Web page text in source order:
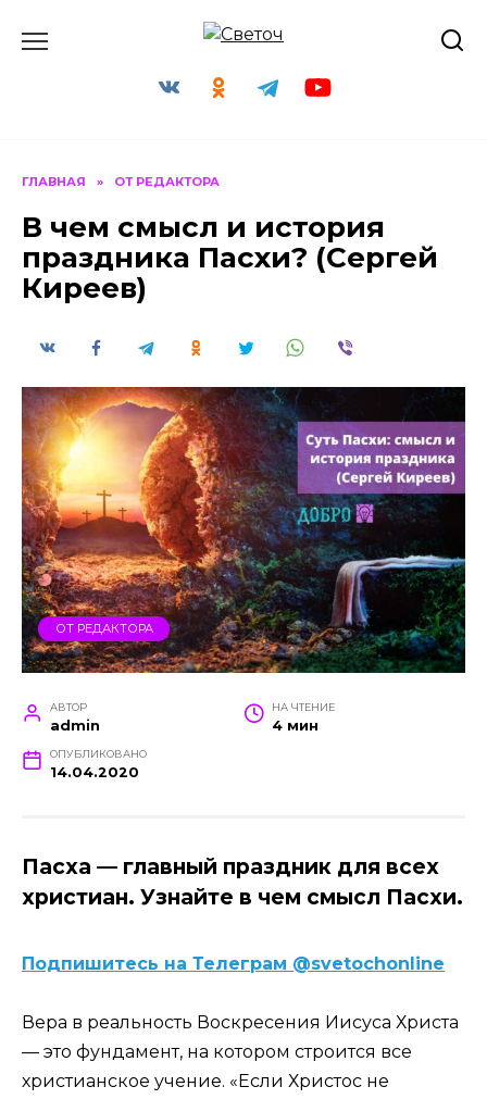
ГЛАВНАЯ » ОТ РЕДАКТОРА
В чем смысл и история
праздника Пасхи? (Сергей
Киреев)
ОТ РЕДАКТОРА
АВТОР
admin
НА ЧТЕНИЕ
4 мин
ОПУБЛИКОВАНО
14.04.2020
Пасха — главный праздник для всех
христиан. Узнайте в чем смысл Пасхи.
Подпишитесь на Телеграм @svetochonline
Вера в реальность Воскресения Иисуса Христа
— это фундамент, на котором строится все
христианское учение. «Если Христос не